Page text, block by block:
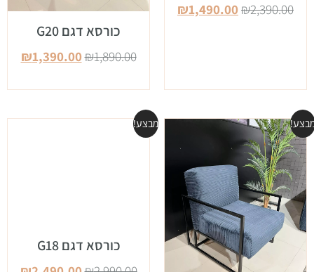
₪2,390.00
₪1,490.00
כורסא דגם G20
₪1,890.00
₪1,390.00
מבצע!
כורסא דגם G18